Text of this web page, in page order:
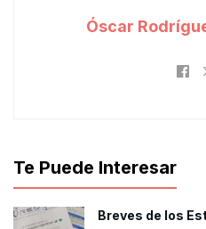
Óscar
Te Puede Interesar
Breves de los